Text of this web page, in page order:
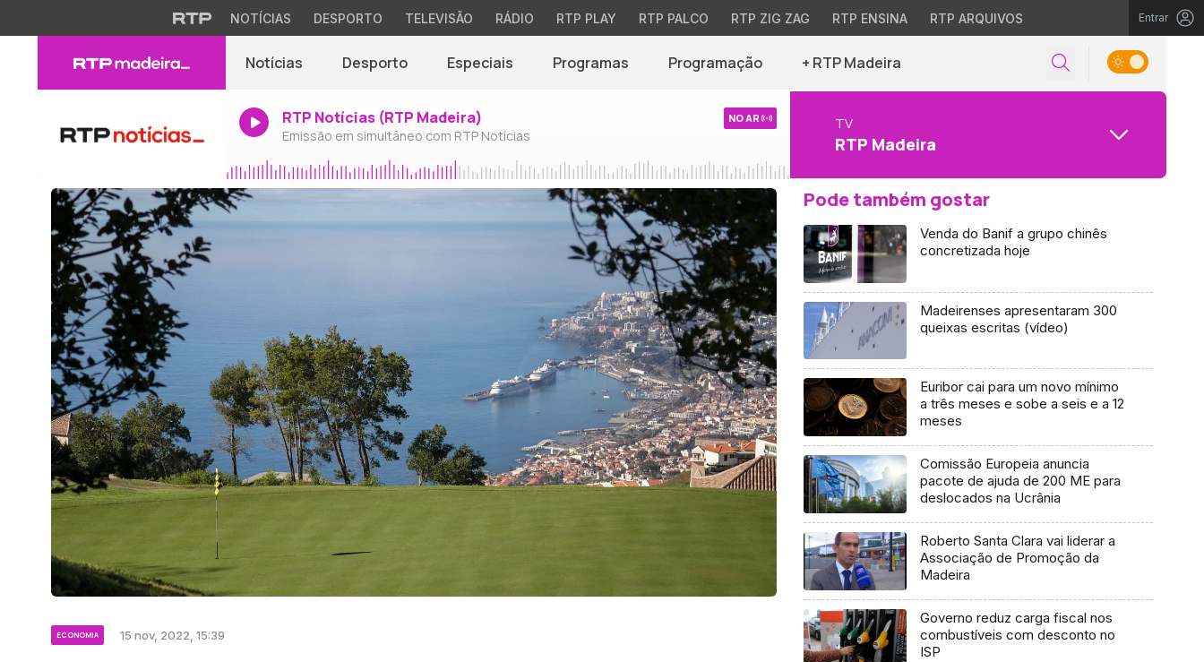
NOTÍCIAS DESPORTO TELEVISÃO RÁDIO RTP PLAY RTP PALCO RTP ZIG ZAG RTP ENSINA RTP ARQUIVOS Entrar
Notícias Desporto Especiais Programas Programação + RTP Madeira
RTP Notícias (RTP Madeira)
Emissão em simultâneo com RTP Notícias
NO AR TV
RTP Madeira
ECONOMIA 15 nov, 2022, 15:39
Pode também gostar
Venda do Banif a grupo chinês
concretizada hoje
Madeirenses apresentaram 300
queixas escritas (vídeo)
Euribor cai para um novo mínimo
a três meses e sobe a seis e a 12
meses
Comissão Europeia anuncia
pacote de ajuda de 200 ME para
deslocados na Ucrânia
Roberto Santa Clara vai liderar a
Associação de Promoção da
Madeira
Governo reduz carga fiscal nos
combustíveis com desconto no
ISP